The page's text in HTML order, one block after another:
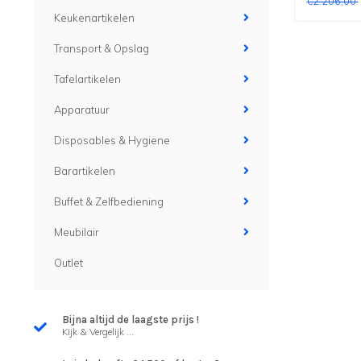
Keukenartikelen
Transport & Opslag
Tafelartikelen
Apparatuur
Disposables & Hygiene
Barartikelen
Buffet & Zelfbediening
Meubilair
Outlet
Bijna altijd de laagste prijs !
Kijk & Vergelijk ...